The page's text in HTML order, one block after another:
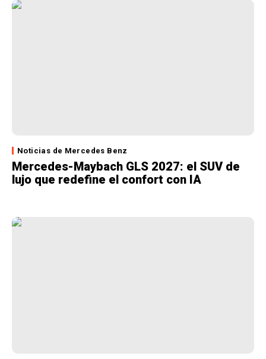
Noticias de Mercedes Benz
Mercedes-Maybach GLS 2027: el SUV de
lujo que redefine el confort con IA